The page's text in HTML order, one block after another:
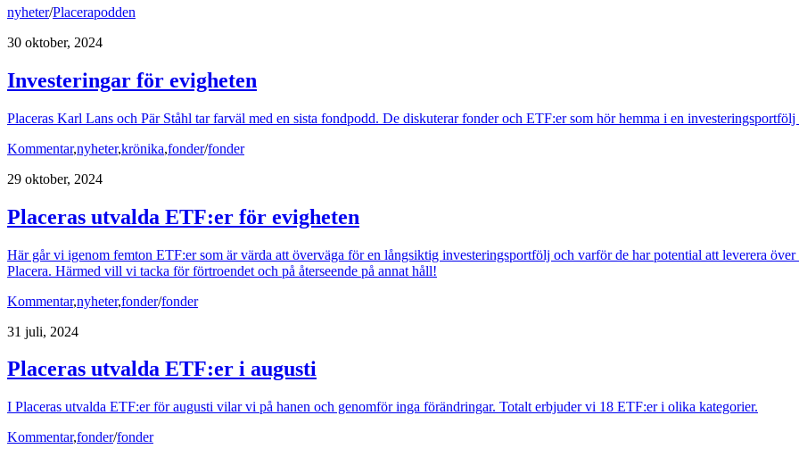
nyheter/Placerapodden
30 oktober, 2024
Investeringar för evigheten
Placeras Karl Lans och Pär Ståhl tar farväl med en sista fondpodd. De diskuterar fonder och ETF:er som hör hemma i en investeringsportfölj
Kommentar,nyheter,krönika,fonder/fonder
29 oktober, 2024
Placeras utvalda ETF:er för evigheten
Här går vi igenom femton ETF:er som är värda att överväga för en långsiktig investeringsportfölj och varför de har potential att leverera
Placera. Härmed vill vi tacka för förtroendet och på återseende på annat håll!
Kommentar,nyheter,fonder/fonder
31 juli, 2024
Placeras utvalda ETF:er i augusti
I Placeras utvalda ETF:er för augusti vilar vi på hanen och genomför inga förändringar. Totalt erbjuder vi 18 ETF:er i olika kategorier.
Kommentar,fonder/fonder